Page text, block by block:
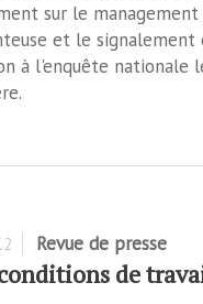
sur le
et le
à l'enquête nationale
Revue de presse
de